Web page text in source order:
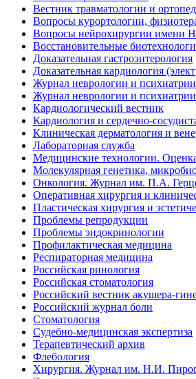
Вестник травматологии и
Вопросы курортологии,
Вопросы нейрохирургии имени
Восстановительные
Доказательная гастроэнтерология
Доказательная кардиология
Журнал неврологии и
Журнал неврологии и
Кардиологический вестник
Кардиология и сердечно-
Клиническая дерматология и
Лабораторная служба
Медицинские технологии.
Молекулярная генетика,
Онкология. Журнал им. П.А.
Оперативная хирургия и
Пластическая хирургия и
Проблемы репродукции
Проблемы эндокринологии
Профилактическая медицина
Респираторная медицина
Российская ринология
Российская стоматология
Российский вестник акушера-
Российский журнал боли
Стоматология
Судебно-медицинская экспертиза
Терапевтический архив
Флебология
Хирургия. Журнал им. Н.И.